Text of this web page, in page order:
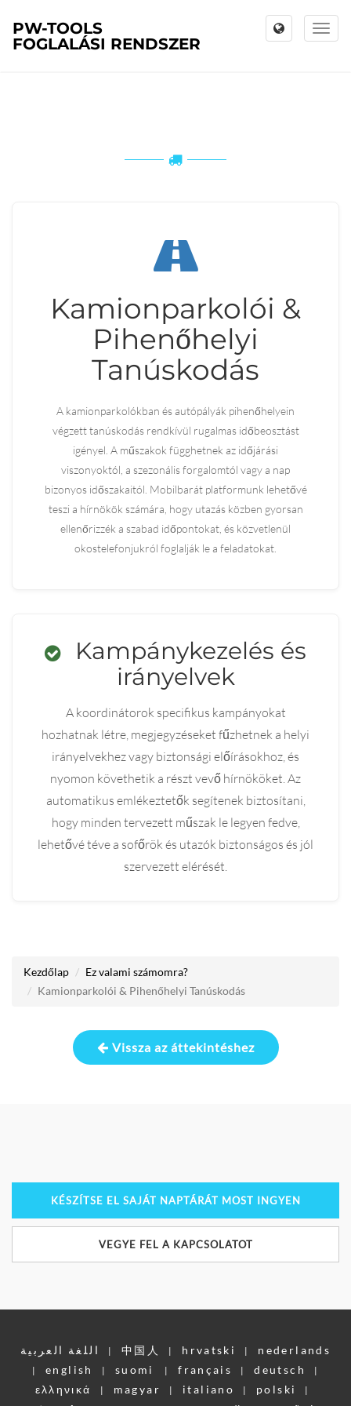
Toggle
PW-TOOLS
FOGLALÁSI RENDSZER
Kamionparkolói &
Pihenőhelyi
Tanúskodás
A kamionparkolókban és autópályák pihenőhelyein
végzett tanúskodás rendkívül rugalmas időbeosztást
igényel. A műszakok függhetnek az időjárási
viszonyoktól, a szezonális forgalomtól vagy a nap
bizonyos időszakaitól. Mobilbarát platformunk lehetővé
teszi a hírnökök számára, hogy utazás közben gyorsan
ellenőrizzék a szabad időpontokat, és közvetlenül
okostelefonjukról foglalják le a feladatokat.
Kampánykezelés és
irányelvek
A koordinátorok specifikus kampányokat
hozhatnak létre, megjegyzéseket fűzhetnek a helyi
irányelvekhez vagy biztonsági előírásokhoz, és
nyomon követhetik a részt vevő hírnököket. Az
automatikus emlékeztetők segítenek biztosítani,
hogy minden tervezett műszak le legyen fedve,
lehetővé téve a sofőrök és utazók biztonságos és jól
szervezett elérését.
Kezdőlap
Ez valami számomra?
Kamionparkolói & Pihenőhelyi Tanúskodás
Vissza az áttekintéshez
KÉSZÍTSE EL SAJÁT NAPTÁRÁT MOST INGYEN
VEGYE FEL A KAPCSOLATOT
اللغة العربية | 中国人 | hrvatski | nederlands
| english | suomi | français | deutsch |
ελληνικά | magyar | italiano | polski |